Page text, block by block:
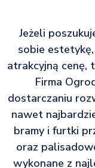
Jeżeli
sobie
atrakcyjną cenę,
Firma
dostarczaniu
nawet
bramy i furtki
oraz
wykonane z